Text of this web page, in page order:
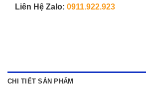
Liên Hệ Zalo: 0911.922.923
CHI TIẾT SẢN PHẨM